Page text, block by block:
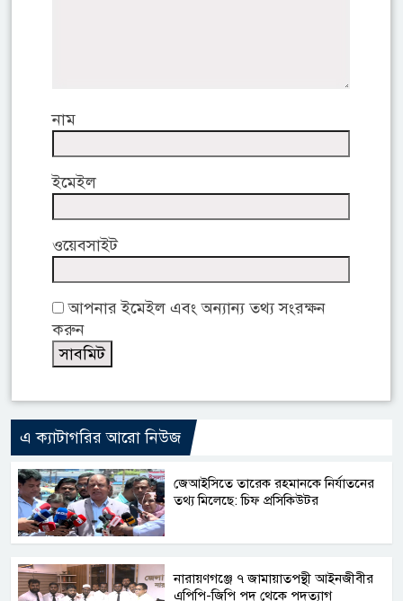
নাম
ইমেইল
ওয়েবসাইট
আপনার ইমেইল এবং অন্যান্য তথ্য সংরক্ষন
করুন
এ ক্যাটাগরির আরো নিউজ
জেআইসিতে তারেক রহমানকে নির্যাতনের
তথ্য মিলেছে: চিফ প্রসিকিউটর
নারায়ণগঞ্জে ৭ জামায়াতপন্থী আইনজীবীর
এপিপি-জিপি পদ থেকে পদত্যাগ